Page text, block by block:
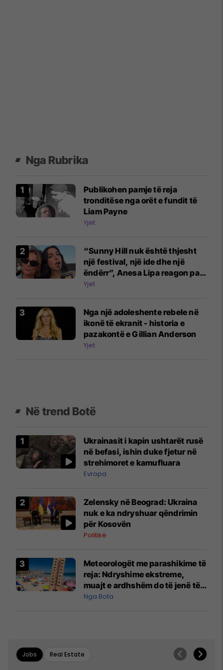
Nga Rubrika
Publikohen pamje të reja
tronditëse nga orët e fundit të
Liam Payne
Yjet
“Sunny Hill nuk është thjesht
një festival, një ide dhe një
ëndërr”, Anesa Lipa reagon pas
përfundimit
Yjet
Nga një adoleshente rebele në
ikonë të ekranit - historia e
pazakontë e Gillian Anderson
Yjet
Në trend Botë
Ukrainasit i kapin ushtarët rusë
në befasi, ishin duke fjetur në
strehimoret e kamufluara
Evropa
Zelensky në Beograd: Ukraina
nuk e ka ndryshuar qëndrimin
për Kosovën
Politikë
Meteorologët me parashikime të
reja: Ndryshime ekstreme,
muajt e ardhshëm do të jenë të
pazakontë
Nga Bota
Jobs Real Estate